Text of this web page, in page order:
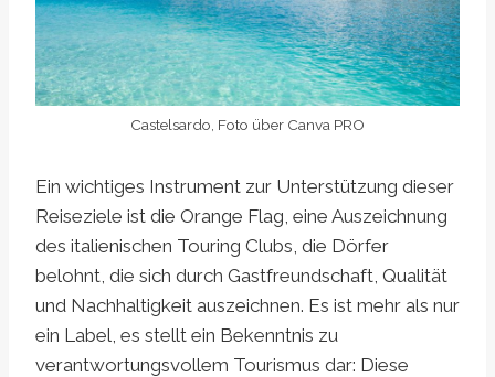
Castelsardo, Foto über Canva PRO
Ein wichtiges Instrument zur Unterstützung dieser
Reiseziele ist die Orange Flag, eine Auszeichnung
des italienischen Touring Clubs, die Dörfer
belohnt, die sich durch Gastfreundschaft, Qualität
und Nachhaltigkeit auszeichnen. Es ist mehr als nur
ein Label, es stellt ein Bekenntnis zu
verantwortungsvollem Tourismus dar: Diese